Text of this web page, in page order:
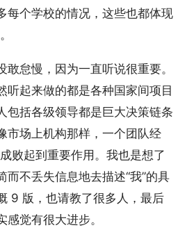
每个学校的情况，这些也都体现
怠慢，因为一直听说很重要。
听起来做的都是各种国家间项目
包括各级领导都是巨大决策链条
市场上机构那样，一个团队经
败起到重要作用。我也是想了
而不丢失信息地去描述“我”的具
9 版，也请教了很多人，最后
觉有很大进步。